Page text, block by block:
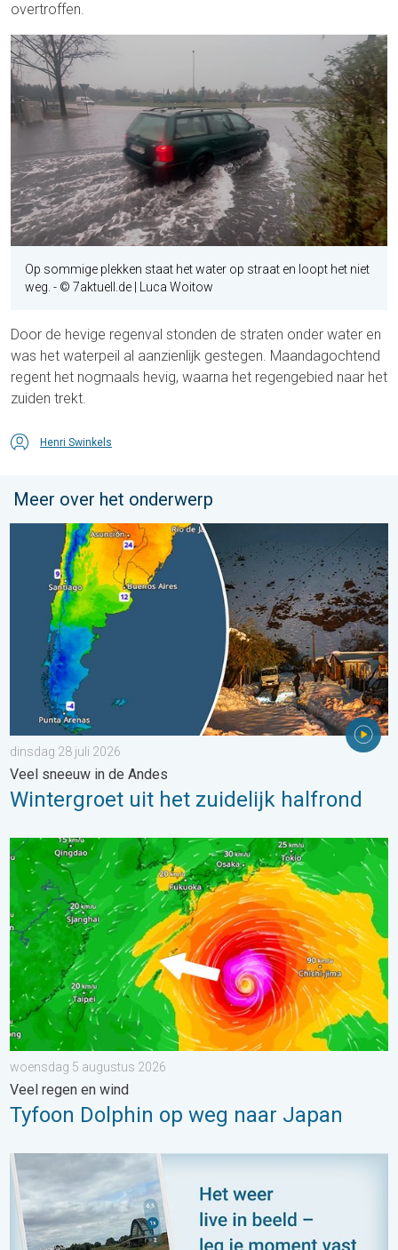
overtroffen.
Op sommige plekken staat het water op straat en loopt het niet
weg. - © 7aktuell.de | Luca Woitow
Door de hevige regenval stonden de straten onder water en
was het waterpeil al aanzienlijk gestegen. Maandagochtend
regent het nogmaals hevig, waarna het regengebied naar het
zuiden trekt.
Henri Swinkels
Meer over het onderwerp
Wintergroet uit het zuidelijk halfrond. Veel sneeuw in de
dinsdag 28 juli 2026
Veel sneeuw in de Andes
Wintergroet uit het zuidelijk halfrond
Tyfoon Dolphin op weg naar Japan. Veel regen en wind. . .
woensdag 5 augustus 2026
Veel regen en wind
Tyfoon Dolphin op weg naar Japan
Impressies maken, momenten delen. Deel wat je ziet!. . .